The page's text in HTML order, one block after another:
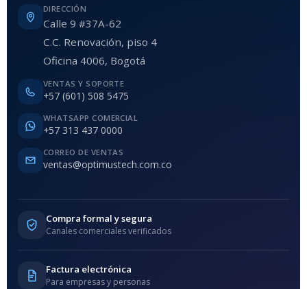
DIRECCIÓN
Calle 9 #37A-62
C.C. Renovación, piso 4
Oficina 4006, Bogotá
VENTAS Y SOPORTE
+57 (601) 508 5475
WHATSAPP COMERCIAL
+57 313 437 0000
CORREO DE VENTAS
ventas@optimustech.com.co
Compra formal y segura
Canales comerciales verificados
Factura electrónica
Para empresas y personas